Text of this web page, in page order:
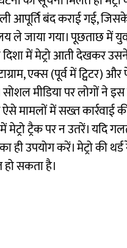
आपूर्ति बंद कराई गई,
ले जाया गया। पूछताछ में
में मेट्रो आती देखकर
एक्स (पूर्व में ट्विटर)
मीडिया पर लोगों ने इस
में सख्त कार्रवाई की
मेट्रो ट्रैक पर न उतरें।
ही उपयोग करें। मेट्रो की
सकता है।